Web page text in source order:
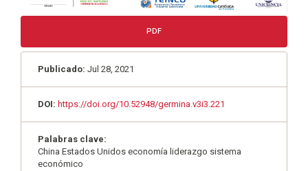
PDF
Publicado: Jul 28, 2021
DOI: https://doi.org/10.52948/germina.v3i3.221
Palabras clave:
China Estados Unidos economía liderazgo sistema
económico